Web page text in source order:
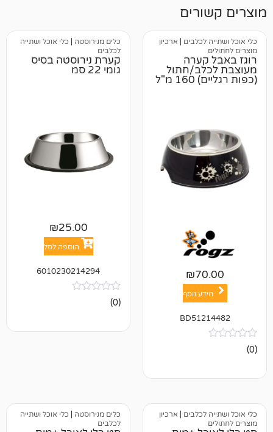
| ארכיון
חתול
(כפות רגליים) 160 מ"ל
כלים מנירוסטה
כלי אוכל ושתייה
קערת נירוסטה בסיס
גומי 22 סמ
אין(0)
| ארכיון כלים מנירוסטה
כלי אוכל ושתייה